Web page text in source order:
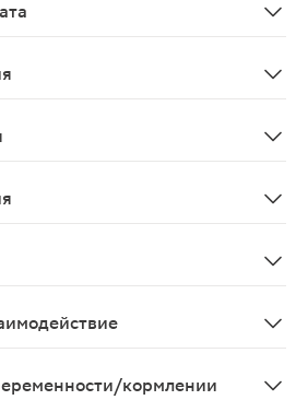
кормлении